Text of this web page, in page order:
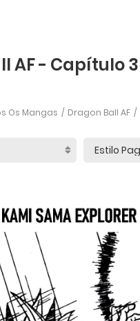
AF - Capítulo 3
Os Mangas Dragon Ball AF